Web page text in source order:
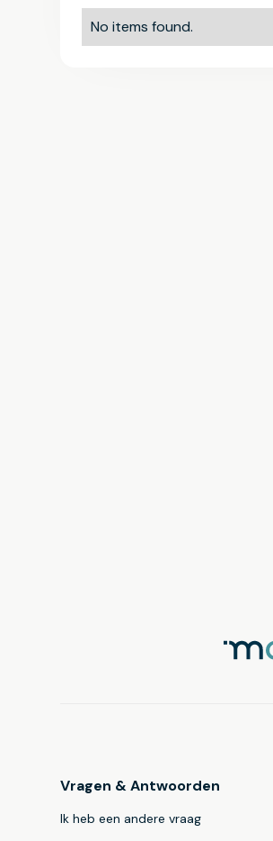
No items found.
Vragen & Antwoorden
Ik heb een andere vraag